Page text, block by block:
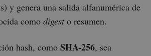
y genera una salida alfanumérica de
como digest o resumen.
hash, como SHA-256, sea